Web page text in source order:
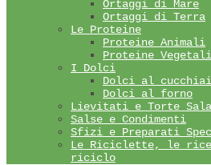
Ortaggi di Mare
Ortaggi di Terra
Le Proteine
Proteine Animali
Proteine Vegetali
I Dolci
Dolci al
Dolci al forno
Lievitati e Torte
Salse e Condimenti
Sfizi e Preparati
Le Riciclette, le
riciclo